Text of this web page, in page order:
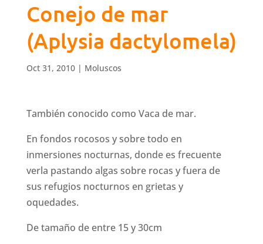
Conejo de mar
(Aplysia dactylomela)
Oct 31, 2010| Moluscos
También conocido como Vaca de mar.
En fondos rocosos y sobre todo en
inmersiones nocturnas, donde es frecuente
verla pastando algas sobre rocas y fuera de
sus refugios nocturnos en grietas y
oquedades.
De tamaño de entre 15 y 30cm